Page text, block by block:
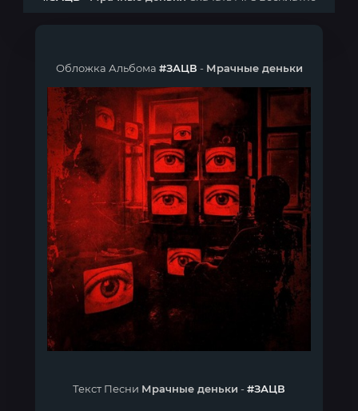
Обложка Альбома #ЗАЦВ - Мрачные деньки
Текст Песни Мрачные деньки -#ЗАЦВ